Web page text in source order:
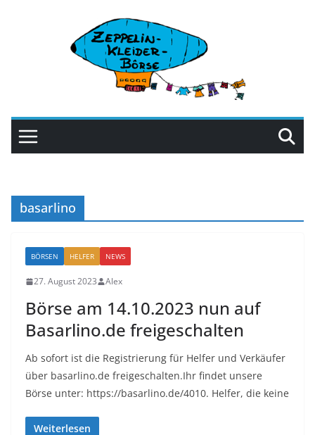
basarlino
BÖRSEN HELFER NEWS
27. August 2023 Alex
Börse am 14.10.2023 nun auf
Basarlino.de freigeschalten
Ab sofort ist die Registrierung für Helfer und Verkäufer
über basarlino.de freigeschalten.Ihr findet unsere
Börse unter: https://basarlino.de/4010. Helfer, die keine
Weiterlesen